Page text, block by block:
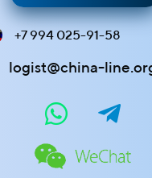
+7 994 025-91-58
logist@china-